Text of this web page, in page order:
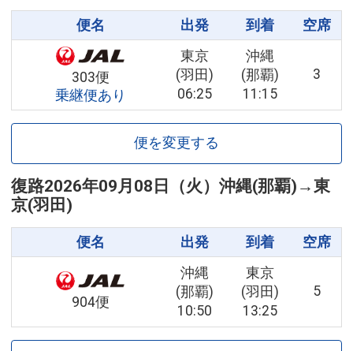
便名 出発 到着 空席
303便
乗継便あり
東京
(羽田)
06:25
沖縄
(那覇)
11:15
3
便を変更する
復路2026年09月08日（火） 沖縄(那覇) →東
京(羽田)
便名 出発 到着 空席
904便
沖縄
(那覇)
10:50
東京
(羽田)
13:25
5